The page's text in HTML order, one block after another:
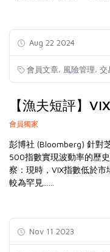
Aug 22 2024
會員文章, 風險管理, 交
【漁夫短評】
會員獨家
彭博社 (Bloomberg) 針對
500指數實現波動率的歷
察：現時，VIX指數低於
較為罕見......
Nov 11 2023